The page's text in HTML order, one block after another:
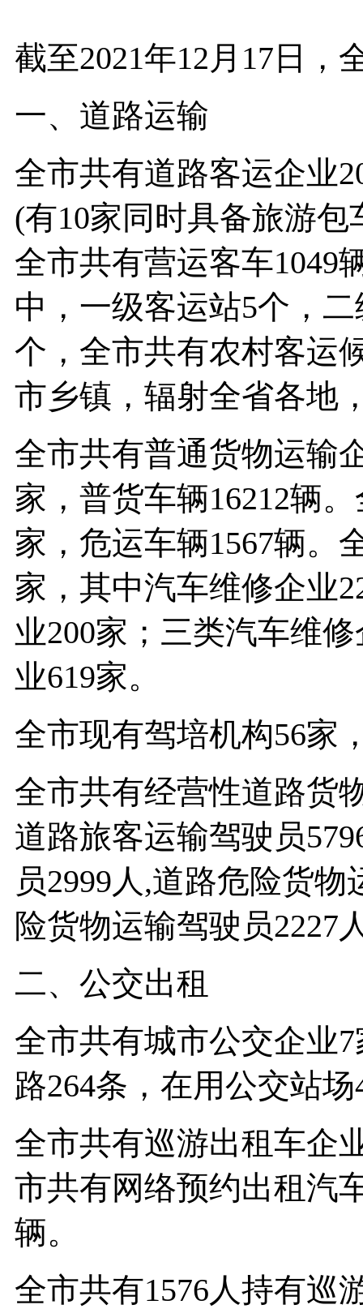
截至2021年12月17日，
一、道路运输
全市共有道路客运企业
(有10家同时具备旅游
全市共有营运客车1049
中，一级客运站5个，
个，全市共有农村客运
市乡镇，辐射全省各地
全市共有普通货物运输
家，普货车辆16212辆
家，危运车辆1567辆。
家，其中汽车维修企业
业200家；三类汽车维
业619家。
全市现有驾培机构56家
全市共有经营性道路货
道路旅客运输驾驶员
员2999人,道路危险货
险货物运输驾驶员2227
二、公交出租
全市共有城市公交企业
路264条，在用公交站场
全市共有巡游出租车企
市共有网络预约出租汽
辆。
全市共有1576人持有巡